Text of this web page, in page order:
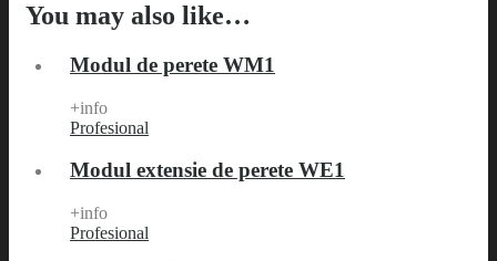
You may also like…
Modul de perete WM1
+info
Profesional
Modul extensie de perete WE1
+info
Profesional